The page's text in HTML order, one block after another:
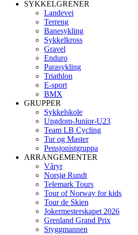
SYKKELGRENER
Landevei
Terreng
Banesykling
Sykkelkross
Gravel
Enduro
Parasykling
Triathlon
E-sport
BMX
GRUPPER
Sykkelskole
Ungdom-Junior-U23
Team LB Cycling
Tur og Master
Pensjonistgruppa
ARRANGEMENTER
Våryr
Norsjø Rundt
Telemark Tours
Tour of Norway for kids
Tour de Skien
Jokermesterskapet 2026
Grenland Grand Prix
Styggmannen